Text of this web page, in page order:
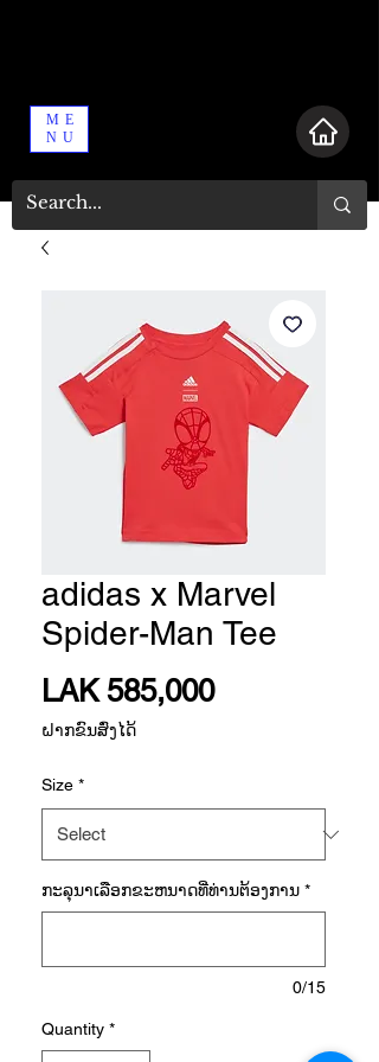
ME
NU
adidas x Marvel
Spider-Man Tee
LAK 585,000Price
ຝາກຂົນສົ່ງໄດ້
Size *
ກະ​ລຸ​ນາ​ເລືອກ​ຂະ​ຫນາດ​ທີ່​ທ່ານ​ຕ້ອງ​ການ *
0/15
Quantity *